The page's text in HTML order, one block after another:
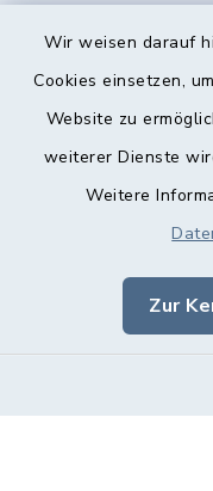
Wir weisen darauf
Cookies einsetzen,
Website zu
weiterer Dienste
Weitere
Zur